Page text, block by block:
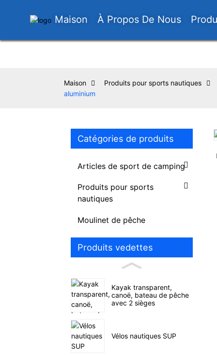
Maison À Propos De Nous
Maison
Produits pour sports nautiques
aluminium
Catégories de produits
Articles de sport de camping
Produits pour sports
nautiques
Moulinet de pêche
Produits vedettes
Kayak transparent,
canoë, bateau de pêche
avec 2 sièges
Vélos nautiques SUP
Loading...
Loading...